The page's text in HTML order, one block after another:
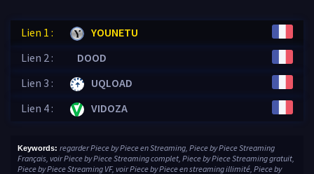
Lien 1 :
YOUNETU
Lien 2 :
DOOD
Lien 3 :
UQLOAD
Lien 4 :
VIDOZA
Keywords: regarder Piece by Piece en Streaming, Piece by Piece Streaming
Français, voir Piece by Piece Streaming complet, Piece by Piece Streaming gratuit,
Piece by Piece Streaming VF, voir Piece by Piece en streaming illimité, Piece by